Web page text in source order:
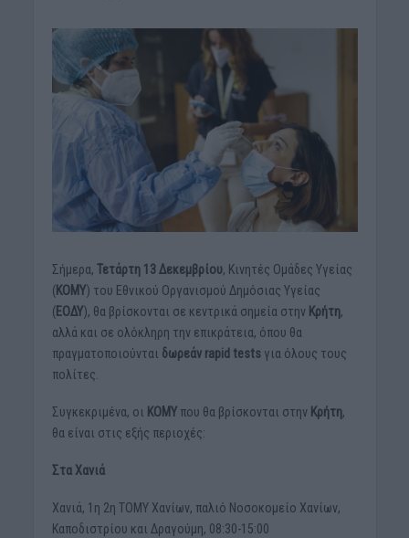
Σήμερα, Τετάρτη 13 Δεκεμβρίου, Κινητές Ομάδες Υγείας
(ΚΟΜΥ) του Εθνικού Οργανισμού Δημόσιας Υγείας
(ΕΟΔΥ), θα βρίσκονται σε κεντρικά σημεία στην Κρήτη,
αλλά και σε ολόκληρη την επικράτεια, όπου θα
πραγματοποιούνται δωρεάν rapid testsγια όλους τους
πολίτες.
Συγκεκριμένα, οι ΚΟΜΥπου θα βρίσκονται στην Κρήτη,
θα είναι στις εξής περιοχές:
Στα Χανιά
Χανιά, 1η 2η ΤΟΜΥ Χανίων, παλιό Νοσοκομείο Χανίων,
Καποδιστρίου και Δραγούμη, 08:30-15:00